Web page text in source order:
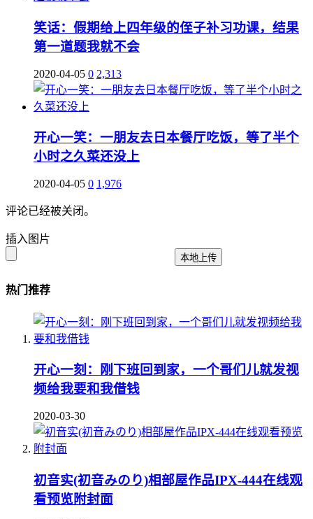
笑话：假期给上四年级的侄子补习功课，结果
第一道题我就不会
2020-04-05 0 2,313
开心一笑：一朋友去日本餐厅吃饭，等了半个
小时之久菜还没上
2020-04-05 0 1,976
评论已经被关闭。
插入图片
本地上传
热门推荐
开心一刻：刚下班回到家，一个哥们儿就发视
频给我要和我借钱
2020-03-30
初音实(初音みのり)相部屋作品IPX-444在线观
看预览附封面